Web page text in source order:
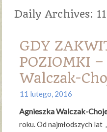
Daily Archives:
GDY
POZIOMKI
Walczak-
11 lutego, 2016
Agnieszka Walczak-
roku. Od najmłodszych lat